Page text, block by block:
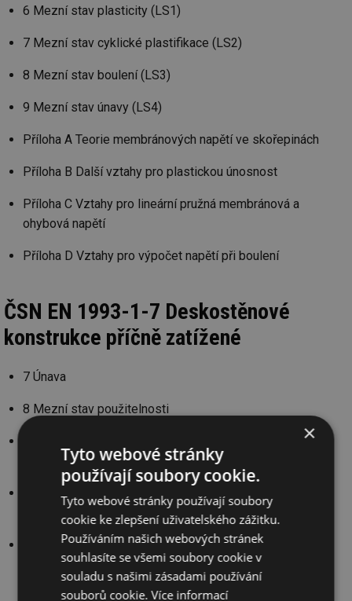
6 Mezní stav plasticity (LS1)
7 Mezní stav cyklické plastifikace (LS2)
8 Mezní stav boulení (LS3)
9 Mezní stav únavy (LS4)
Příloha A Teorie membránových napětí ve skořepinách
Příloha B Další vztahy pro plastickou únosnost
Příloha C Vztahy pro lineární pružná membránová a
ohybová napětí
Příloha D Vztahy pro výpočet napětí při boulení
ČSN EN 1993-1-7 Deskostěnové
konstrukce příčně zatížené
7 Únava
8 Mezní stav použitelnosti
konstrukcí
Příloha B Vnitřní napětí nevyztužených obdélníkových
desek podle teorie malých průhybů
Příloha C Vnitřní napětí nevyztužených obdélníkových
desek podle teorie velkých průhybů
×
Tyto webové stránky
používají soubory cookie.
Tyto webové stránky používají soubory
cookie ke zlepšení uživatelského zážitku.
Používáním našich webových stránek
souhlasíte se všemi soubory cookie v
souladu s našimi zásadami používání
souborů cookie.Více informací